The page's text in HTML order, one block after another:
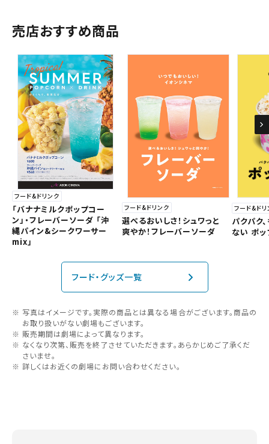
売店おすすめ商品
フード&ドリンク
「バナナミルクポップコー
ン」・フレーバーソーダ 「沖
縄パイン&シークワーサー
mix」
フード&ドリンク
選べるおいしさ！シュワっと
爽やか！フレーバーソーダ
フード&ド
パクパク
ない ポ
フード・グッズ一覧
写真はイメージです。実際の商品とは異なる場合がございます。商品の
お取り扱いがない劇場もございます。
販売期間は劇場によって異なります。
なくなり次第、販売を終了させていただきます。あらかじめご了承くだ
さいませ。
詳しくはお近くの劇場にお問い合わせください。